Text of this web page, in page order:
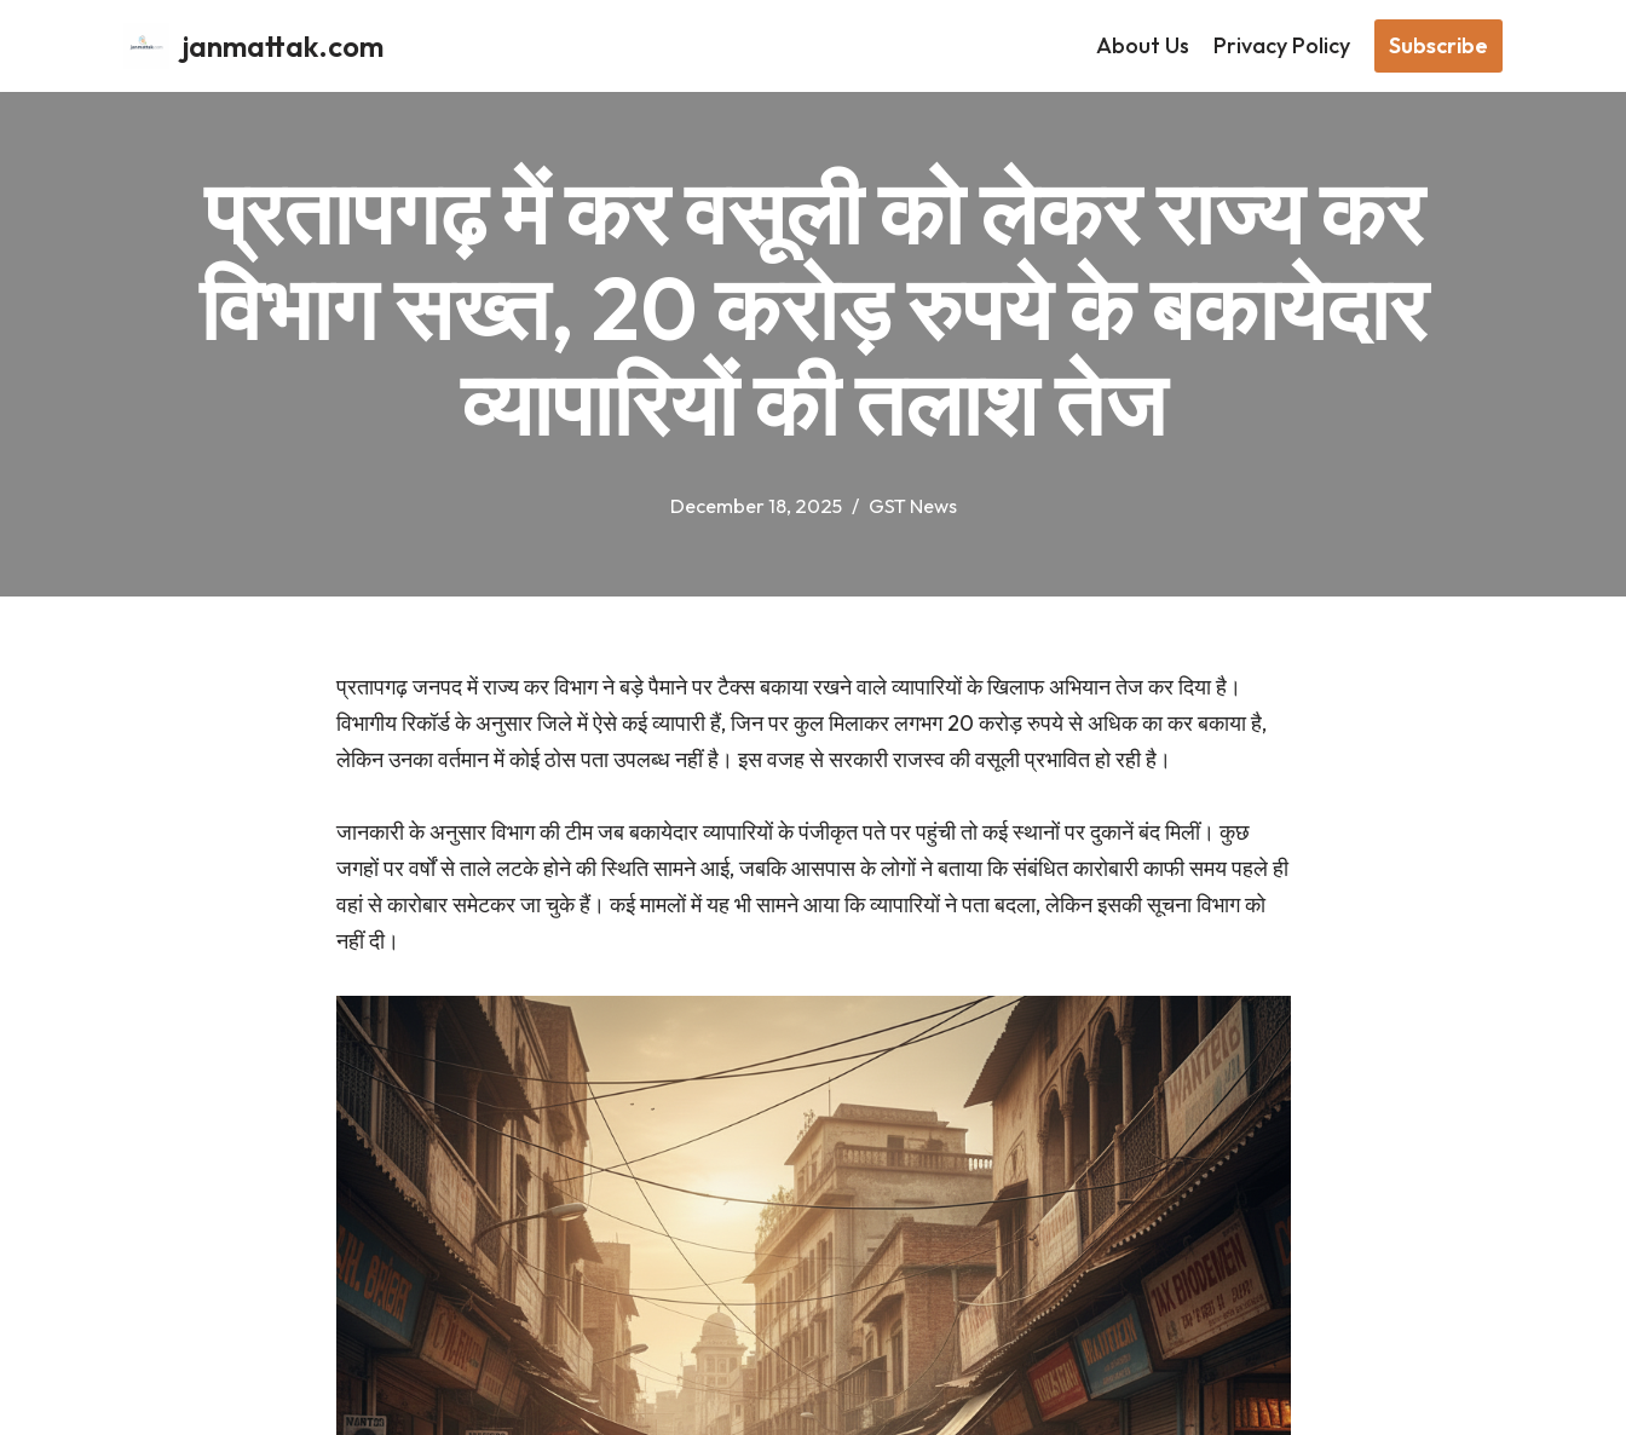
janmattak.com About Us Privacy Policy Subscribe
प्रतापगढ़ में कर वसूली को लेकर राज्य कर
विभाग सख्त, 20 करोड़ रुपये के बकायेदार
व्यापारियों की तलाश तेज
December 18, 2025 GST News
प्रतापगढ़ जनपद में राज्य कर विभाग ने बड़े पैमाने पर टैक्स बकाया रखने वाले व्यापारियों के खिलाफ अभियान तेज कर दिया है।
विभागीय रिकॉर्ड के अनुसार जिले में ऐसे कई व्यापारी हैं, जिन पर कुल मिलाकर लगभग 20 करोड़ रुपये से अधिक का कर बकाया है,
लेकिन उनका वर्तमान में कोई ठोस पता उपलब्ध नहीं है। इस वजह से सरकारी राजस्व की वसूली प्रभावित हो रही है।
जानकारी के अनुसार विभाग की टीम जब बकायेदार व्यापारियों के पंजीकृत पते पर पहुंची तो कई स्थानों पर दुकानें बंद मिलीं। कुछ
जगहों पर वर्षों से ताले लटके होने की स्थिति सामने आई, जबकि आसपास के लोगों ने बताया कि संबंधित कारोबारी काफी समय पहले ही
वहां से कारोबार समेटकर जा चुके हैं। कई मामलों में यह भी सामने आया कि व्यापारियों ने पता बदला, लेकिन इसकी सूचना विभाग को
नहीं दी।